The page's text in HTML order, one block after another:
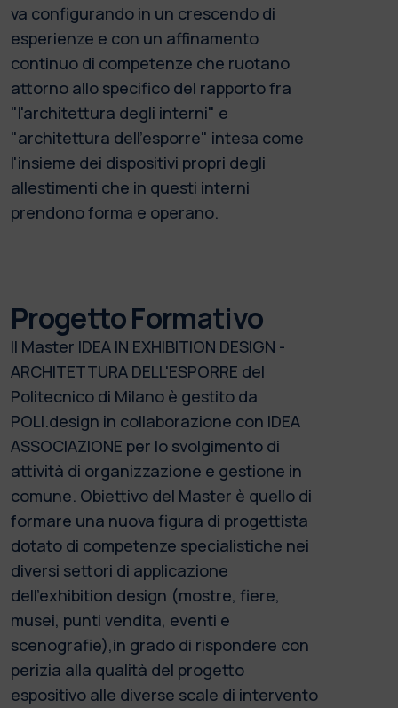
va configurando in un crescendo di
esperienze e con un affinamento
continuo di competenze che ruotano
attorno allo specifico del rapporto fra
"l'architettura degli interni" e
"architettura dell'esporre" intesa come
l'insieme dei dispositivi propri degli
allestimenti che in questi interni
prendono forma e operano.
Progetto Formativo
Il Master IDEA IN EXHIBITION DESIGN -
ARCHITETTURA DELL'ESPORRE del
Politecnico di Milano è gestito da
POLI.design in collaborazione con IDEA
ASSOCIAZIONE per lo svolgimento di
attività di organizzazione e gestione in
comune. Obiettivo del Master è quello di
formare una nuova figura di progettista
dotato di competenze specialistiche nei
diversi settori di applicazione
dell'exhibition design (mostre, fiere,
musei, punti vendita, eventi e
scenografie),in grado di rispondere con
perizia alla qualità del progetto
espositivo alle diverse scale di intervento